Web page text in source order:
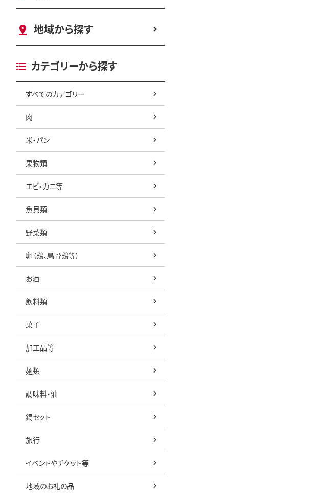
地域から探す
カテゴリーから探す
すべてのカテゴリー
肉
米・パン
果物類
エビ・カニ等
魚貝類
野菜類
卵（鶏、烏骨鶏等）
お酒
飲料類
菓子
加工品等
麺類
調味料・油
鍋セット
旅行
イベントやチケット等
地域のお礼の品